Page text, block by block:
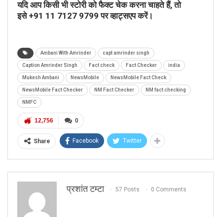
यदि आप किसी भी स्टोरी को फैक्ट चेक करना चाहते हैं, तो
इसे+91 11 7127 9799पर व्हाट्सएप करें।
Ambani With Amrinder capt amrinder singh
Caption Amrinder Singh Fact check Fact Checker india
Mukesh Ambani NewsMobile NewsMobile Fact Check
NewsMobile Fact Checker NM Fact Checker NM fact checking
NMFC
0
12,756
Share Facebook Twitter
प्रशांत टम्टा 57 Posts 0 Comments